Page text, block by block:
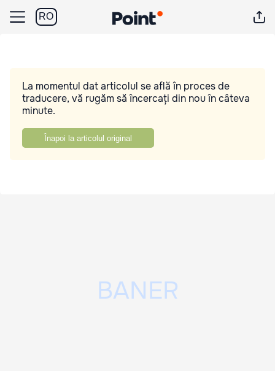
RO
La momentul dat articolul se află în proces de
traducere, vă rugăm să încercați din nou în câteva
minute.
Înapoi la articolul original